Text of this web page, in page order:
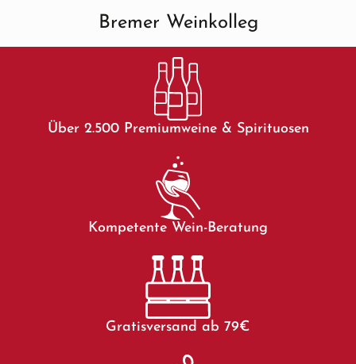
Bremer Weinkolleg
Über 2.500 Premiumweine & Spirituosen
Kompetente Wein-Beratung
Gratisversand ab 79€